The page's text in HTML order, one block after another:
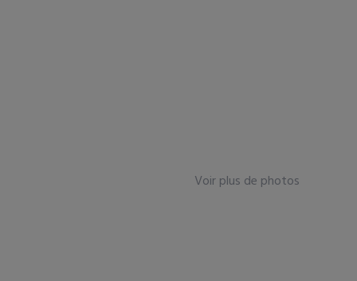
Voir plus de photos